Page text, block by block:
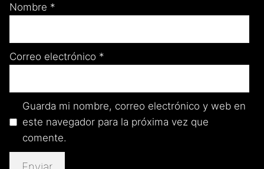
Nombre *
Correo electrónico *
Guarda mi nombre, correo electrónico y web en
este navegador para la próxima vez que
comente.